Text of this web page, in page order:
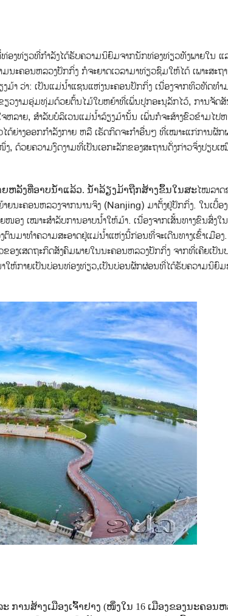
ງທ່ຽວທີ່ກຳລັງໄດ້ຮັບຄວາມນິຍົມຈາກນັກທ່ອງທ່ຽວທັງພາຍໃນ ແ
ະຄອນຫລວງປັກກິ່ງ ກໍຈະຍາດເວລາມາທ່ຽວຊົມໃຫ້ໄດ້ ເພາະສະຖ
ມ້າວ່າ: ເປັນແມ່ນ້ຳແຊນແຫ່ງນະຄອນປັກກິ່ງ ເນ່ືອງຈາກທິວທັດທຳ
ວງາມອຸ່ມທຸ່ມດ້ວຍຕົ້ນໄມ້ໃບຫຍ້າທີ່ເພິ່ນປູກອະນຸລັກໄວ້, ການຈັດ
ຫລາຍ, ສຳລັບບໍລິເວນແມ່ນ້ຳລ້ຽງມ້ານັ້ນ ເພິ່ນກໍຈະສ້າງຂົວຂ້າມໄປ
ຍ່າງອອກກຳລັງກາຍ ຫລື ເຮັດກິດຈະກຳອື່ນໆ ທີ່ເໝາະແກ່ການຜັ
ດ້ວຍຄວາມງົດງາມທີ່ເປັນເອກະລັກຂອງສະຖານດັ່ງກ່າວຈຶ່ງປຽບເ
ຫລັງທີ່ອາບນ້ຳແລ້ວ. ນ້ຳລ້ຽງມ້າຖືກສ້າງຂຶ້ນໃນສະໄໝລາດ
ນະຄອນຫລວງຈາກນານຈິງ (Nanjing) ມາຕັ້ງຢູ່ປັກກິ່ງ. ໃນເບື້ອ
ງ ເໝາະສຳລັບການອາບນ້ຳໃຫ້ມ້າ. ເນື່ອງຈາກເສັ້ນທາງຂົນສົ່ງໃ
ນມາທຳຄວາມສະອາດຢູ່ແມ່ນ້ຳແຫ່ງນີ້ກ່ອນທີ່ຈະເດີນທາງເຂົ້າເມືອ
ອງເສດຖະກິດສັງຄົມພາຍໃນນະຄອນຫລວງປັກກິ່ງ ຈາກທີ່ເຄີຍເປັນ
ໃຫ້ກາຍເປັນບ່ອນທ່ອງທ່ຽວ,ເປັນບ່ອນຜັກຜ່ອນທີ່ໄດ້ຮັບຄວາມນິຍົ
ານສ້າງເມືອງເຈົ້າຢາງ (ໜຶ່ງໃນ 16 ເມືອງຂອງນະຄອນຫ